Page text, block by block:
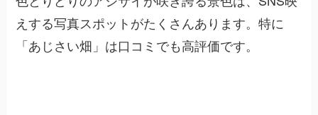
えする写真スポットがたくさんあります。特に
「あじさい畑」は口コミでも高評価です。